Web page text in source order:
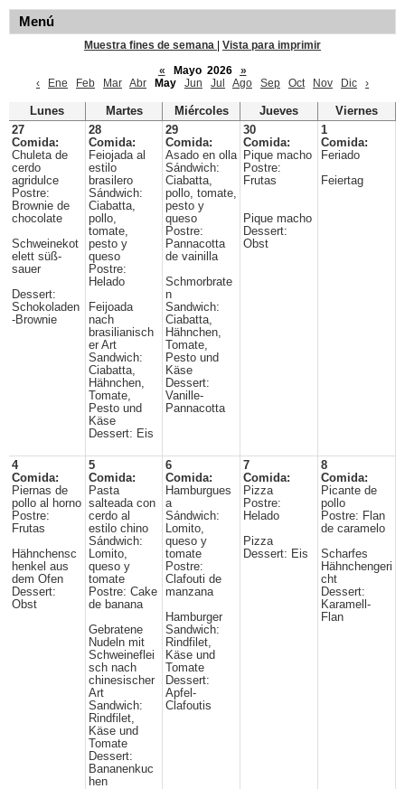
Menú
Muestra fines de semana
Vista para imprimir
«
Mayo 2026
»
‹
Ene Feb Mar Abr May Jun Jul Ago Sep Oct Nov Dic ›
Lunes Martes Miércoles Jueves
Viernes
27
Comida:
Chuleta de
cerdo
agridulce
Postre:
Brownie de
chocolate
Schweinekot
elett süß-
sauer
Dessert:
Schokoladen
-Brownie
28
Comida:
Feiojada al
estilo
brasilero
Sándwich:
Ciabatta,
pollo,
tomate,
pesto y
queso
Postre:
Helado
Feijoada
nach
brasilianisch
er Art
Sandwich:
Ciabatta,
Hähnchen,
Tomate,
Pesto und
Käse
Dessert: Eis
29
Comida:
Asado en olla
Sándwich:
Ciabatta,
pollo, tomate,
pesto y
queso
Postre:
Pannacotta
de vainilla
Schmorbrate
n
Sandwich:
Ciabatta,
Hähnchen,
Tomate,
Pesto und
Käse
Dessert:
Vanille-
Pannacotta
30
Comida:
Pique macho
Postre:
Frutas
Pique macho
Dessert:
Obst
1
Comida:
Feriado
Feiertag
4
Comida:
Piernas de
pollo al horno
Postre:
Frutas
Hähnchensc
henkel aus
dem Ofen
Dessert:
Obst
5
Comida:
Pasta
salteada con
cerdo al
estilo chino
Sándwich:
Lomito,
queso y
tomate
Postre: Cake
de banana
Gebratene
Nudeln mit
Schweineflei
sch nach
chinesischer
Art
Sandwich:
Rindfilet,
Käse und
Tomate
Dessert:
Bananenkuc
hen
6
Comida:
Hamburgues
a
Sándwich:
Lomito,
queso y
tomate
Postre:
Clafouti de
manzana
Hamburger
Sandwich:
Rindfilet,
Käse und
Tomate
Dessert:
Apfel-
Clafoutis
7
Comida:
Pizza
Postre:
Helado
Pizza
Dessert: Eis
8
Comida:
Picante de
pollo
Postre: Flan
de caramelo
Scharfes
Hähnchengeri
cht
Dessert:
Karamell-
Flan